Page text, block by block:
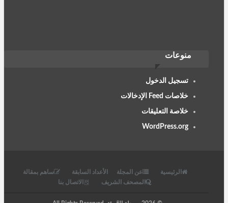
تعد مجلة الربيبة من افضل المجلات العلمية على الاطلاق، تحتوي على
منوعات
تسجيل الدخول
خلاصات Feed الإدخالات
خلاصة التعليقات
WordPress.org
الرئيسية عن المجلة الأعداد السابقة
ساهم بمقالة
المصحف الشريف
الاتصال بنا